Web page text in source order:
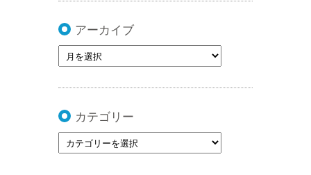
アーカイブ
カテゴリー